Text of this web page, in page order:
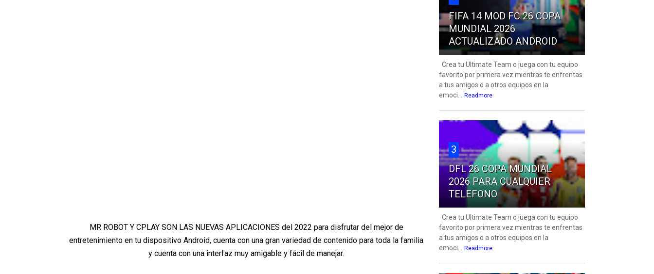
MR ROBOT Y CPLAY SON LAS NUEVAS APLICACIONES del 2022 para disfrutar del mejor de
entretenimiento en tu dispositivo Android, cuenta con una gran variedad de contenido para toda la familia
y cuenta con una interfaz muy amigable y fácil de manejar.
FIFA 14 MOD FC 26 COPA
MUNDIAL 2026
ACTUALIZADO ANDROID
Crea tu Ultimate Team o juega con tu equipo
favorito por primera vez mientras te enfrentas
a tus amigos o a otros equipos en la
emoci...
Readmore
3
DFL 26 COPA MUNDIAL
2026 PARA CUALQUIER
TELEFONO
Crea tu Ultimate Team o juega con tu equipo
favorito por primera vez mientras te enfrentas
a tus amigos o a otros equipos en la
emoci...
Readmore